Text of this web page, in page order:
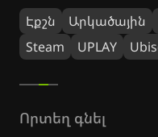
Էքշն Արկածային
Steam
UPLAY
Որտեղ գնել